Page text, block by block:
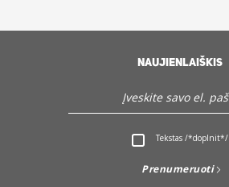
Servisas ir Klientų aptarnavimas
NAUJIENLAIŠKIS
Tekstas /*doplnit*/
Prenumeruoti